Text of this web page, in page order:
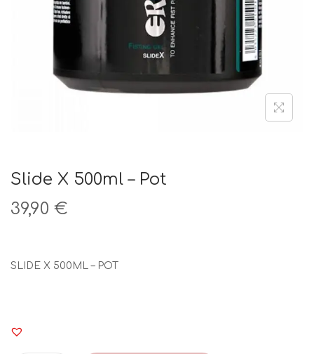
t
i
o
n
Slide X 500ml – Pot
39,90 €
SLIDE X 500ML – POT